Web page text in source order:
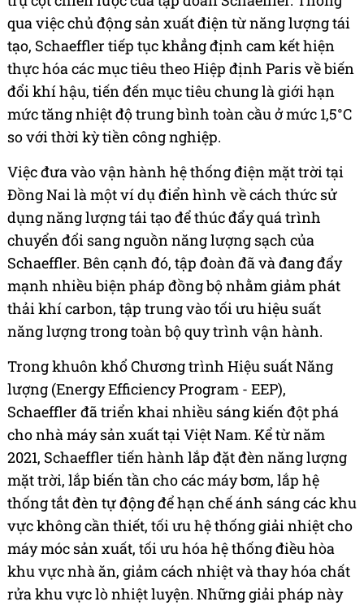
qua việc chủ động sản xuất điện từ năng lượng tái
tạo, Schaeffler tiếp tục khẳng định cam kết hiện
thực hóa các mục tiêu theo Hiệp định Paris về biến
đổi khí hậu, tiến đến mục tiêu chung là giới hạn
mức tăng nhiệt độ trung bình toàn cầu ở mức 1,5°C
so với thời kỳ tiền công nghiệp.
Việc đưa vào vận hành hệ thống điện mặt trời tại
Đồng Nai là một ví dụ điển hình về cách thức sử
dụng năng lượng tái tạo để thúc đẩy quá trình
chuyển đổi sang nguồn năng lượng sạch của
Schaeffler. Bên cạnh đó, tập đoàn đã và đang đẩy
mạnh nhiều biện pháp đồng bộ nhằm giảm phát
thải khí carbon, tập trung vào tối ưu hiệu suất
năng lượng trong toàn bộ quy trình vận hành.
Trong khuôn khổ Chương trình Hiệu suất Năng
lượng (Energy Efficiency Program - EEP),
Schaeffler đã triển khai nhiều sáng kiến đột phá
cho nhà máy sản xuất tại Việt Nam. Kể từ năm
2021, Schaeffler tiến hành lắp đặt đèn năng lượng
mặt trời, lắp biến tần cho các máy bơm, lắp hệ
thống tắt đèn tự động để hạn chế ánh sáng các khu
vực không cần thiết, tối ưu hệ thống giải nhiệt cho
máy móc sản xuất, tối ưu hóa hệ thống điều hòa
khu vực nhà ăn, giảm cách nhiệt và thay hóa chất
rửa khu vực lò nhiệt luyện. Những giải pháp này